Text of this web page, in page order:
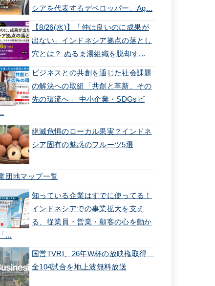
シアを代表するデベロッパー、Ag...
【8/26(水)】「仲は良いのに成果が
出ない」インドネシア拠点の落とし
穴とは？ ぬるま湯組織を脱却す...
ビジネスとの共創を通じた社会課題
の解決への取組「共創と革新、その
先の環流へ」 中小企業・SDGsビ
絶滅危惧のローカル果実？インドネ
シア固有の魅惑のフルーツ5選
団地マップ一覧
知っている企業はすでに使ってる！
インドネシアでの事業拡大を支え
る、従業員・営業・顧客の心を動か
...
国営TVRI、26年W杯の放映権取得
全104試合を地上波無料放送